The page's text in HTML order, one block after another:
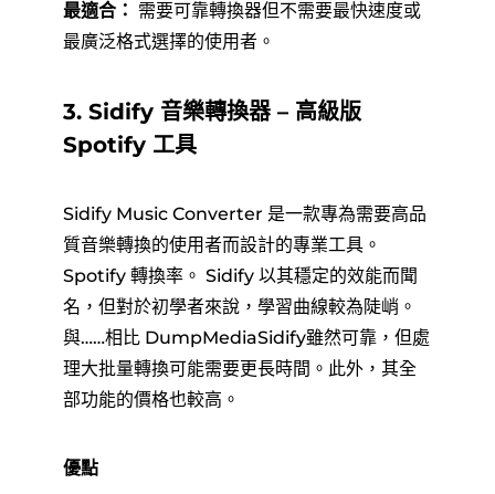
最適合： 需要可靠轉換器但不需要最快速度或
最廣泛格式選擇的使用者。
3. Sidify 音樂轉換器 – 高級版
Spotify 工具
Sidify Music Converter 是一款專為需要高品
質音樂轉換的使用者而設計的專業工具。
Spotify 轉換率。 Sidify 以其穩定的效能而聞
名，但對於初學者來說，學習曲線較為陡峭。
與……相比 DumpMediaSidify雖然可靠，但處
理大批量轉換可能需要更長時間。此外，其全
部功能的價格也較高。
優點